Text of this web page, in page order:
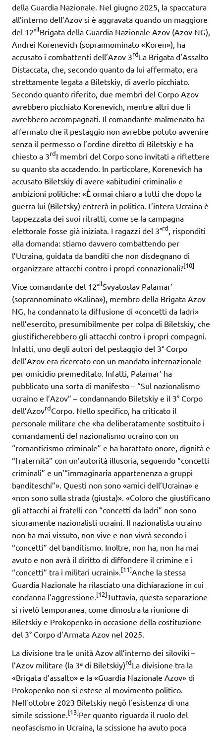
della Guardia Nazionale. Nel giugno 2025, la spaccatura
all’interno dell’Azov si è aggravata quando un maggiore
del 12°ilBrigata della Guardia Nazionale Azov (Azov NG),
Andrei Korenevich (soprannominato «Koren»), ha
accusato i combattenti dell’Azov 3rdLa Brigata d’Assalto
Distaccata, che, secondo quanto da lui affermato, era
strettamente legata a Biletskiy, di averlo picchiato.
Secondo quanto riferito, due membri del Corpo Azov
avrebbero picchiato Korenevich, mentre altri due li
avrebbero accompagnati. Il comandante malmenato ha
affermato che il pestaggio non avrebbe potuto avvenire
senza il permesso o l’ordine diretto di Biletskiy e ha
chiesto a 3rdI membri del Corpo sono invitati a riflettere
su quanto sta accadendo. In particolare, Korenevich ha
accusato Biletskiy di avere «abitudini criminali» e
ambizioni politiche: «È ormai chiaro a tutti che dopo la
guerra lui (Biletsky) entrerà in politica. L’intera Ucraina è
tappezzata dei suoi ritratti, come se la campagna
elettorale fosse già iniziata. I ragazzi del 3°rd , risponditi
alla domanda: stiamo davvero combattendo per
l’Ucraina, guidata da banditi che non disdegnano di
organizzare attacchi contro i propri connazionali?[10]
Vice comandante del 12°ilSvyatoslav Palamar’
(soprannominato «Kalina»), membro della Brigata Azov
NG, ha condannato la diffusione di «concetti da ladri»
nell’esercito, presumibilmente per colpa di Biletskiy, che
giustificherebbero gli attacchi contro i propri compagni.
Infatti, uno degli autori del pestaggio del 3° Corpo
dell’Azov era ricercato con un mandato internazionale
per omicidio premeditato. Infatti, Palamar’ ha
pubblicato una sorta di manifesto – “Sul nazionalismo
ucraino e l’Azov” – condannando Biletskiy e il 3° Corpo
dell’AzovrdCorpo. Nello specifico, ha criticato il
personale militare che «ha deliberatamente sostituito i
comandamenti del nazionalismo ucraino con un
“romanticismo criminale” e ha barattato onore, dignità e
“fraternità” con un’autorità illusoria, seguendo “concetti
criminali” e un’“immaginaria appartenenza a gruppi
banditeschi”». Questi non sono «amici dell’Ucraina» e
«non sono sulla strada (giusta)». «Coloro che giustificano
gli attacchi ai fratelli con “concetti da ladri” non sono
sicuramente nazionalisti ucraini. Il nazionalista ucraino
non ha mai vissuto, non vive e non vivrà secondo i
“concetti” del banditismo. Inoltre, non ha, non ha mai
avuto e non avrà il diritto di diffondere il crimine e i
“concetti” tra i militari ucraini». [11]Anche la stessa
Guardia Nazionale ha rilasciato una dichiarazione in cui
condanna l’aggressione. [12]Tuttavia, questa separazione
si rivelò temporanea, come dimostra la riunione di
Biletskiy e Prokopenko in occasione della costituzione
del 3° Corpo d’Armata Azov nel 2025.
La divisione tra le unità Azov all’interno dei siloviki –
l’Azov militare (la 3ª di Biletskiy)rdLa divisione tra la
«Brigata d’assalto» e la «Guardia Nazionale Azov» di
Prokopenko non si estese al movimento politico.
Nell’ottobre 2023 Biletskiy negò l’esistenza di una
simile scissione. [13]Per quanto riguarda il ruolo del
neofascismo in Ucraina, la scissione ha avuto poca